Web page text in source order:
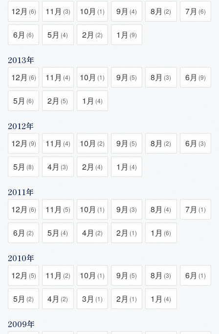
12月 (6) 11月 (3) 10月 (1) 9月 (4) 8月 (2) 7月 (6)
6月 (6) 5月 (4) 2月 (2) 1月 (9)
2013年
12月 (6) 11月 (4) 10月 (1) 9月 (5) 8月 (3) 6月 (9)
5月 (6) 2月 (5) 1月 (4)
2012年
12月 (9) 11月 (4) 10月 (2) 9月 (5) 8月 (2) 6月 (3)
5月 (8) 4月 (3) 2月 (4) 1月 (4)
2011年
12月 (6) 11月 (5) 10月 (1) 9月 (3) 8月 (4) 7月 (1)
6月 (2) 5月 (4) 4月 (2) 2月 (1) 1月 (6)
2010年
12月 (5) 11月 (2) 10月 (1) 9月 (5) 8月 (3) 6月 (1)
5月 (2) 4月 (2) 3月 (1) 2月 (1) 1月 (4)
2009年